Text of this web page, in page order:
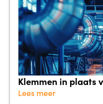
Klemmen in plaats
Lees meer